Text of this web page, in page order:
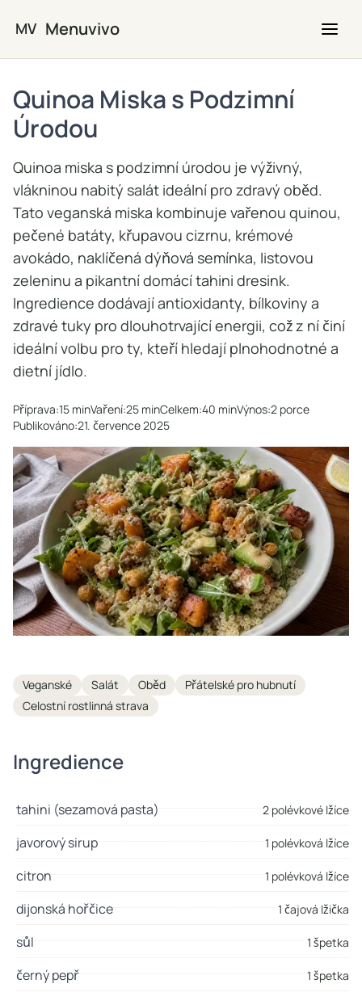
MV Menuvivo
Quinoa Miska s Podzimní
Úrodou
Quinoa miska s podzimní úrodou je výživný,
vlákninou nabitý salát ideální pro zdravý oběd.
Tato veganská miska kombinuje vařenou quinou,
pečené batáty, křupavou cizrnu, krémové
avokádo, naklíčená dýňová semínka, listovou
zeleninu a pikantní domácí tahini dresink.
Ingredience dodávají antioxidanty, bílkoviny a
zdravé tuky pro dlouhotrvající energii, což z ní činí
ideální volbu pro ty, kteří hledají plnohodnotné a
dietní jídlo.
Příprava:15 minVaření:25 minCelkem:40 minVýnos:2 porce
Publikováno:21. července 2025
Tags
Veganské Salát Oběd
Přátelské pro hubnutí
Celostní rostlinná strava
Ingredience
tahini (sezamová pasta) 2 polévkové lžíce
javorový sirup 1 polévková lžíce
citron 1 polévková lžíce
dijonská hořčice 1 čajová lžička
sůl 1 špetka
černý pepř 1 špetka